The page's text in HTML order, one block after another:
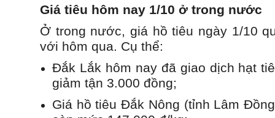
Giá tiêu hôm nay 1/10 ở trong nước
Ở trong nước, giá hồ tiêu ngày 1/10
với hôm qua. Cụ thể:
Đắk Lắk hôm nay đã giao dịch hạt
giảm tận 3.000 đồng;
Giá hồ tiêu Đắk Nông (tỉnh Lâm